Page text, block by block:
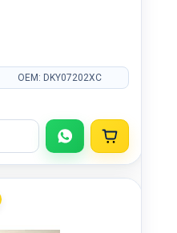
OEM: DKY07202XC